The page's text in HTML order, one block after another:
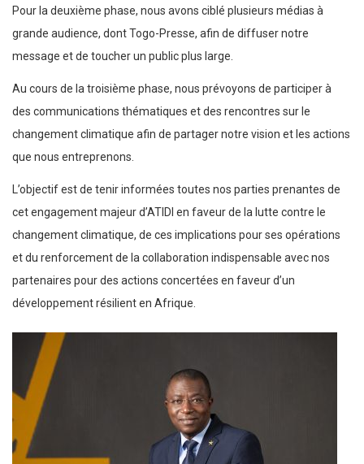
Pour la deuxième phase, nous avons ciblé plusieurs médias à
grande audience, dont Togo-Presse, afin de diffuser notre
message et de toucher un public plus large.
Au cours de la troisième phase, nous prévoyons de participer à
des communications thématiques et des rencontres sur le
changement climatique afin de partager notre vision et les actions
que nous entreprenons.
L’objectif est de tenir informées toutes nos parties prenantes de
cet engagement majeur d’ATIDI en faveur de la lutte contre le
changement climatique, de ces implications pour ses opérations
et du renforcement de la collaboration indispensable avec nos
partenaires pour des actions concertées en faveur d’un
développement résilient en Afrique.